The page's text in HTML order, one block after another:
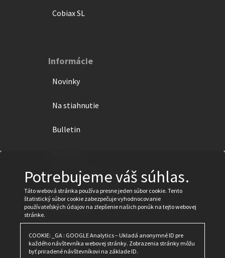
Cobiax SL
Informácie
Novinky
Na stiahnutie
Bulletin
Ochrana súkromia
Impressum
Špeciálne stránky
Potrebujeme váš súhlas.
Táto webová stránka používa presne jeden súbor cookie. Tento
štatistický súbor cookie zabezpečuje vyhodnocovanie
používateľských údajov na zlepšenie našich ponúk na tejto webovej
stránke.
COOKIE: _GA : GOOGLE Analytics – Ukladá anonymné ID pre
každého návštevníka webovej stránky. Zobrazenia stránky môžu
byť priradené návštevníkovi na základe ID.